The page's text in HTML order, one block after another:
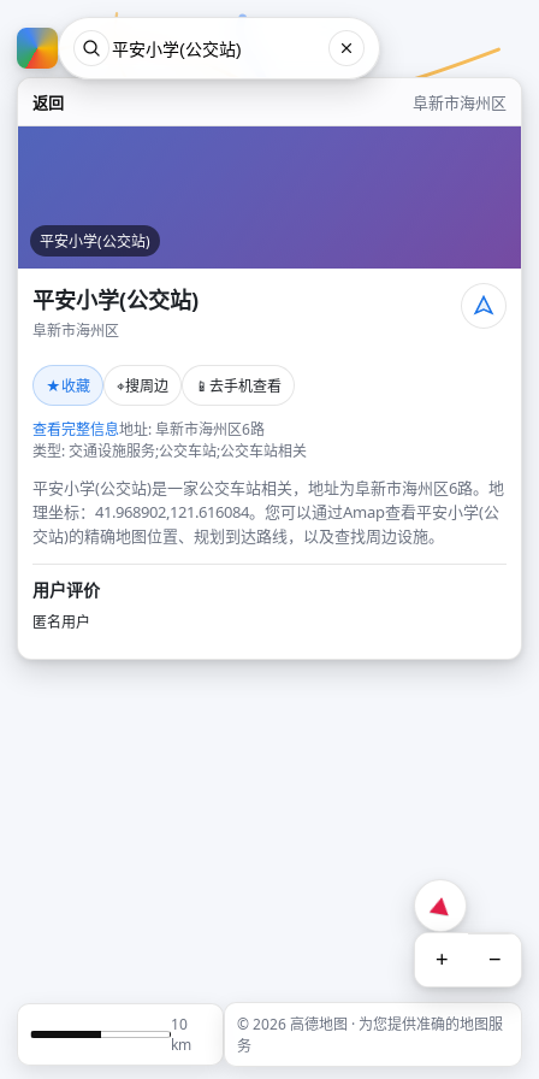
返回 阜新市海州区
平安小学(公交站)
平安小学(公交站)
阜新市海州区
★收藏 ⌖搜周边 📱 去手机查看
查看完整信息地址: 阜新市海州区6路
类型: 交通设施服务;公交车站;公交车站相关
平安小学(公交站)是一家公交车站相关，地址为阜新市海州区6路。地
理坐标：41.968902,121.616084。您可以通过Amap查看平安小学(公
交站)的精确地图位置、规划到达路线，以及查找周边设施。
用户评价
匿名用户
+ −
10
km
© 2026 高德地图 · 为您提供准确的地图服
务